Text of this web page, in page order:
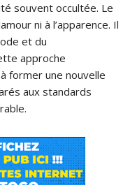
souvent occultée. Le
ni à l’apparence. Il
et du
approche
former une nouvelle
aux standards